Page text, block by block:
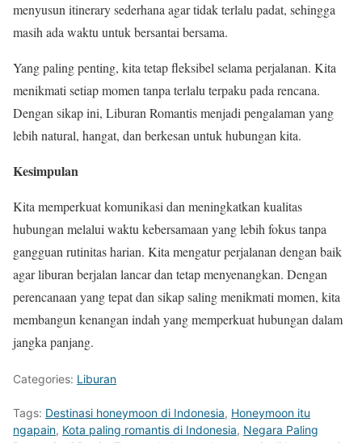
menyusun itinerary sederhana agar tidak terlalu padat, sehingga
masih ada waktu untuk bersantai bersama.
Yang paling penting, kita tetap fleksibel selama perjalanan. Kita
menikmati setiap momen tanpa terlalu terpaku pada rencana.
Dengan sikap ini, Liburan Romantis menjadi pengalaman yang
lebih natural, hangat, dan berkesan untuk hubungan kita.
Kesimpulan
Kita memperkuat komunikasi dan meningkatkan kualitas
hubungan melalui waktu kebersamaan yang lebih fokus tanpa
gangguan rutinitas harian. Kita mengatur perjalanan dengan baik
agar liburan berjalan lancar dan tetap menyenangkan. Dengan
perencanaan yang tepat dan sikap saling menikmati momen, kita
membangun kenangan indah yang memperkuat hubungan dalam
jangka panjang.
Categories: Liburan
Tags: Destinasi honeymoon di Indonesia, Honeymoon itu
ngapain, Kota paling romantis di Indonesia, Negara Paling